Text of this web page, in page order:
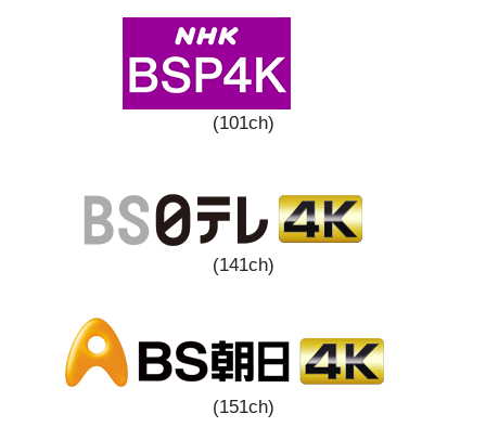
(101ch)
(141ch)
(151ch)